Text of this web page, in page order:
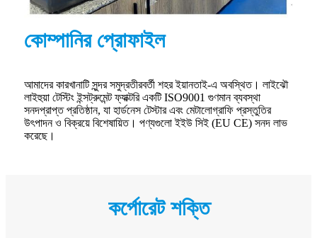
কোম্পানির প্রোফাইল
আমাদের কারখানাটি সুন্দর সমুদ্রতীরবর্তী শহর ইয়ানতাই-এ অবস্থিত। লাইঝৌ
লাইহুয়া টেস্টিং ইন্সট্রুমেন্ট ফ্যাক্টরি একটি ISO9001 গুণমান ব্যবস্থা
সনদপ্রাপ্ত প্রতিষ্ঠান, যা হার্ডনেস টেস্টার এবং মেটালোগ্রাফি প্রস্তুতির
উৎপাদন ও বিক্রয়ে বিশেষায়িত। পণ্যগুলো ইইউ সিই (EU CE) সনদ লাভ
করেছে।
কর্পোরেট শক্তি